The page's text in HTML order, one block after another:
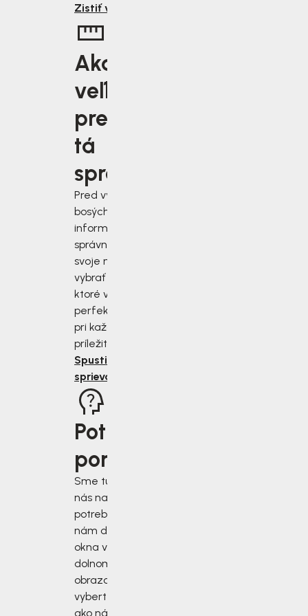
Zistiť viac
Aká
veľkosť je
pre vás
tá
správna?
Pred výberom
bosých topánok sa
informujte, ako
správne zmerať
svoje nohy a
vybrať si topánky,
ktoré vám budú
perfektne sedieť
pri každej
príležitosti.
Spustiť
sprievodcu
Potrebujete
poradiť?
Sme tu pre vás, keď
nás najviac
potrebujete. Napíšte
nám do chatového
okna v pravom
dolnom rohu
obrazovky alebo si
vyberte iný spôsob,
ako nás kontaktovať.